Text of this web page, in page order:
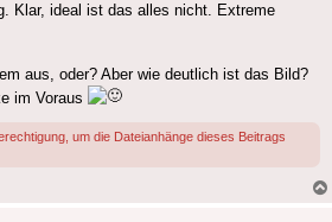
Klar, ideal ist das alles nicht. Extreme
aus, oder? Aber wie deutlich ist das Bild?
im Voraus
um die Dateianhänge dieses Beitrags